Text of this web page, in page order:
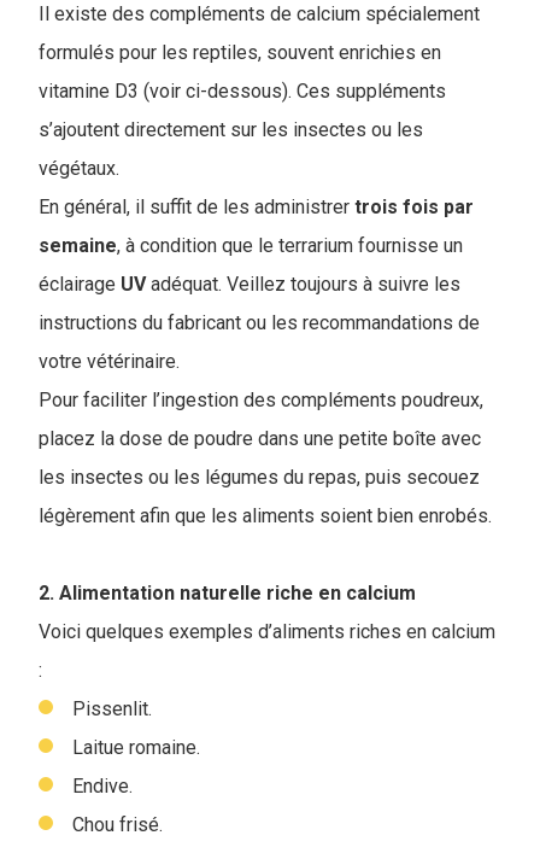
Il existe des compléments de calcium spécialement
formulés pour les reptiles, souvent enrichies en
vitamine D3 (voir ci-dessous). Ces suppléments
s’ajoutent directement sur les insectes ou les
végétaux.
En général, il suffit de les administrer trois fois par
semaine, à condition que le terrarium fournisse un
éclairage UVadéquat. Veillez toujours à suivre les
instructions du fabricant ou les recommandations de
votre vétérinaire.
Pour faciliter l’ingestion des compléments poudreux,
placez la dose de poudre dans une petite boîte avec
les insectes ou les légumes du repas, puis secouez
légèrement afin que les aliments soient bien enrobés.
2. Alimentation naturelle riche en calcium
Voici quelques exemples d’aliments riches en calcium
:
Pissenlit.
Laitue romaine.
Endive.
Chou frisé.